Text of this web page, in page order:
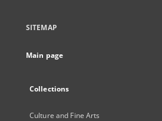
SITEMAP
Main page
Collections
Culture and Fine Arts